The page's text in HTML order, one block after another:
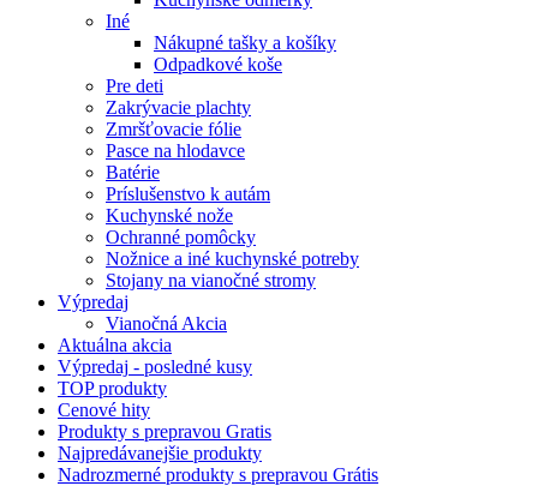
Iné
Nákupné tašky a košíky
Odpadkové koše
Pre deti
Zakrývacie plachty
Zmršťovacie fólie
Pasce na hlodavce
Batérie
Príslušenstvo k autám
Kuchynské nože
Ochranné pomôcky
Nožnice a iné kuchynské potreby
Stojany na vianočné stromy
Výpredaj
Vianočná Akcia
Aktuálna akcia
Výpredaj - posledné kusy
TOPprodukty
Cenové hity
Produkty s prepravou Gratis
Najpredávanejšie produkty
Nadrozmerné produkty s prepravou Grátis